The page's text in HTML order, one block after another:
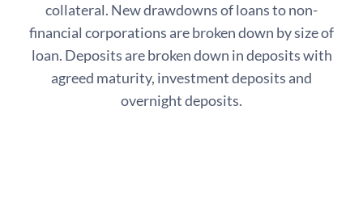
collateral. New drawdowns of loans to non-
financial corporations are broken down by size of
loan. Deposits are broken down in deposits with
agreed maturity, investment deposits and
overnight deposits.